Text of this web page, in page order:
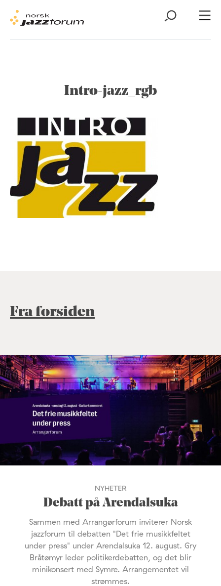
Intro-jazz_rgb
Fra forsiden
NYHETER
Debatt på Arendalsuka
Sammen med Arrangørforum inviterer Norsk
jazzforum til debatten "Det frie musikkfeltet
under press" under Arendalsuka 12. august. Gry
Bråtømyr leder politikerdebatten, og det blir
minikonsert med Symre. Arrangementet vil
strømmes.